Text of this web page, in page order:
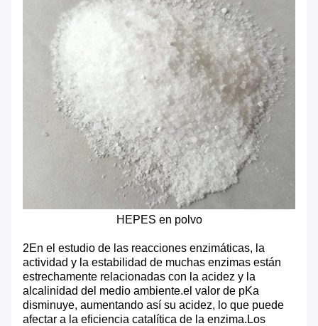
HEPES en polvo
2En el estudio de las reacciones enzimáticas, la
actividad y la estabilidad de muchas enzimas están
estrechamente relacionadas con la acidez y la
alcalinidad del medio ambiente.el valor de pKa
disminuye, aumentando así su acidez, lo que puede
afectar a la eficiencia catalítica de la enzima.Los